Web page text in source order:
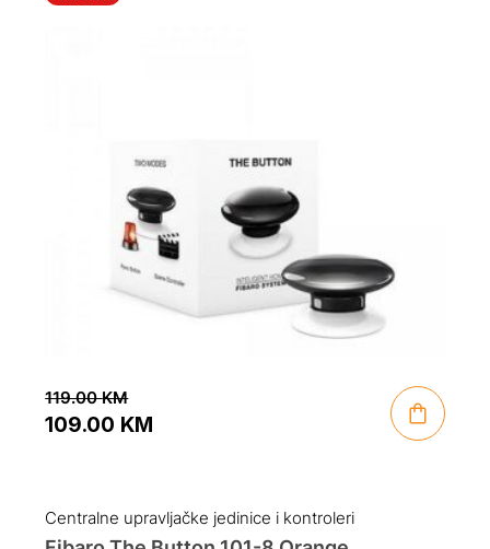
119.00KM
was:
109.00 KM
is:
Centralne upravljačke jedinice i kontroleri